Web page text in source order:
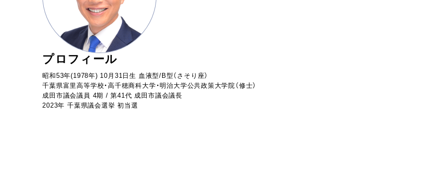
プロフィール
昭和53年(1978年) 10月31日生 血液型/B型（さそり座）
千葉県富里高等学校・高千穂商科大学・明治大学公共政策大学院（修士）
成田市議会議員 4期 / 第41代 成田市議会議長
2023年 千葉県議会選挙 初当選